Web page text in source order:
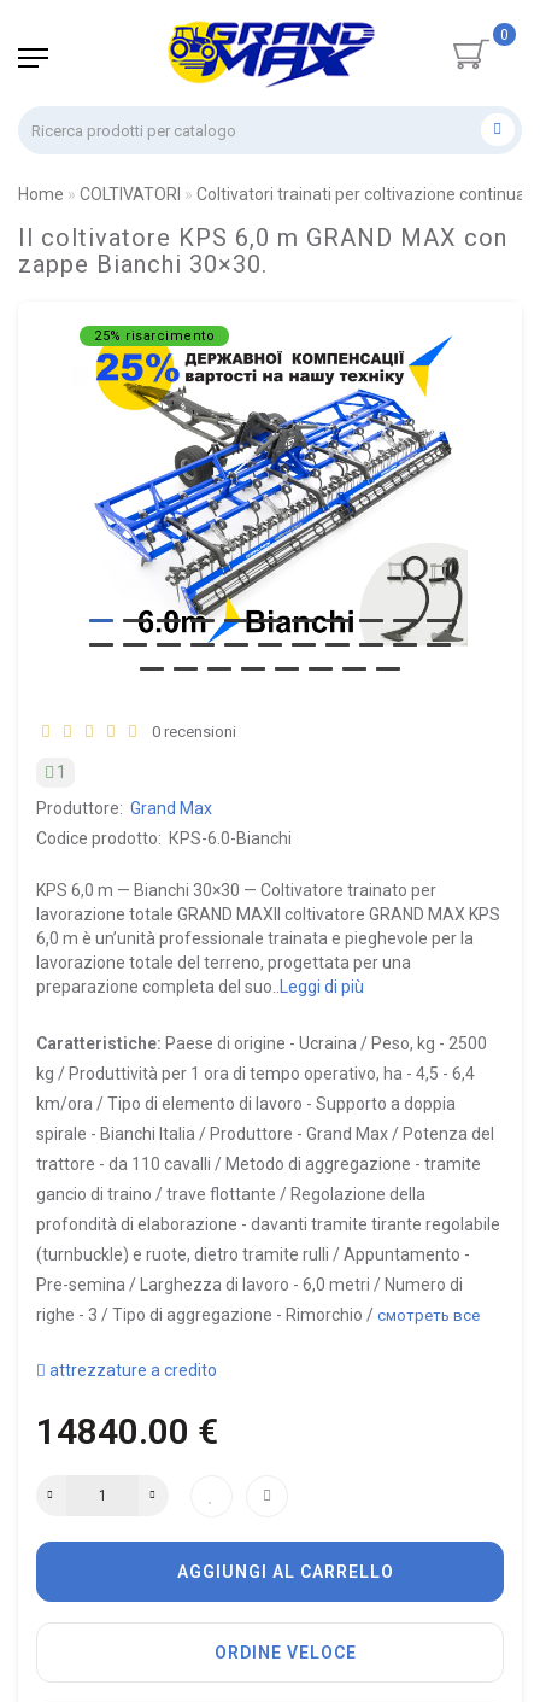
0
Home COLTIVATORI Coltivatori trainati per coltivazione continua
Il coltivatore KPS 6,0 m GRAND MAX con
zappe Bianchi 30×30.
25% risarcimento
0 recensioni
1
Produttore: Grand Max
Codice prodotto: КPS-6.0-Bianchi
KPS 6,0 m — Bianchi 30×30 — Coltivatore trainato per
lavorazione totale GRAND MAXIl coltivatore GRAND MAX KPS
6,0 m è un’unità professionale trainata e pieghevole per la
lavorazione totale del terreno, progettata per una
preparazione completa del suo..
Leggi di più
Caratteristiche: Paese di origine - Ucraina / Peso, kg - 2500
kg / Produttività per 1 ora di tempo operativo, ha - 4,5 - 6,4
km/ora /Tipo di elemento di lavoro - Supporto a doppia
spirale - Bianchi Italia / Produttore - Grand Max / Potenza del
trattore - da 110 cavalli / Metodo di aggregazione - tramite
gancio di traino / trave flottante / Regolazione della
profondità di elaborazione - davanti tramite tirante regolabile
(turnbuckle) e ruote, dietro tramite rulli /Appuntamento -
Pre-semina /
Larghezza di lavoro - 6,0 metri / Numero di
righe - 3 /Tipo di aggregazione - Rimorchio / смотреть все
attrezzature a credito
14840.00 €
AGGIUNGI AL CARRELLO
ORDINE VELOCE